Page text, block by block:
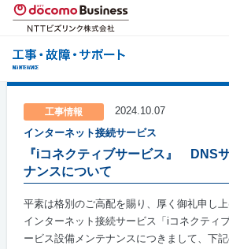
工事情報
2024.10.07
インターネット接続サービス
『iコネクティブサービス』 DNS
ナンスについて
平素は格別のご高配を賜り、厚く御礼申し上
インターネット接続サービス「i コネクティ
ービス設備メンテナンスにつきまして、下